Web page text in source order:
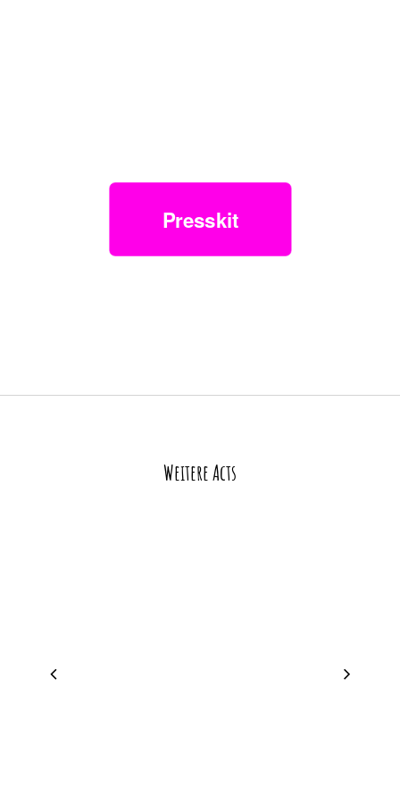
Presskit
Weitere Acts